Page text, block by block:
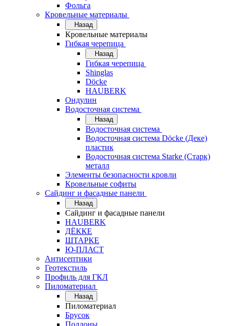
Фольга
Кровельные материалы
Назад
Кровельные материалы
Гибкая черепица
Назад
Гибкая черепица
Shinglas
Döcke
HAUBERK
Ондулин
Водосточная система
Назад
Водосточная система
Водосточная система Döcke (Деке)
пластик
Водосточная система Starke (Старк)
металл
Элементы безопасности кровли
Кровельные софиты
Сайдинг и фасадные панели
Назад
Сайдинг и фасадные панели
HAUBERK
ДЁККЕ
ШТАРКЕ
Ю-ПЛАСТ
Антисептики
Геотекстиль
Профиль для ГКЛ
Пиломатериал
Назад
Пиломатериал
Брусок
Поддоны